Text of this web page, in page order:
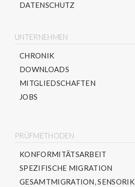
DATENSCHUTZ
UNTERNEHMEN
CHRONIK
DOWNLOADS
MITGLIEDSCHAFTEN
JOBS
PRÜFMETHODEN
KONFORMITÄTSARBEIT
SPEZIFISCHE MIGRATION
GESAMTMIGRATION, SENSORIK